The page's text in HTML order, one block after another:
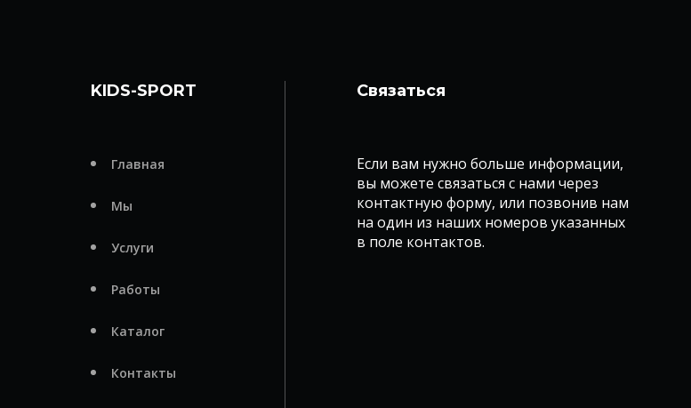
KIDS-SPORT
Главная
Мы
Услуги
Работы
Каталог
Контакты
Связаться
Если вам нужно больше информации,
вы можете связаться с нами через
контактную форму, или позвонив нам
на один из наших номеров указанных
в поле контактов.